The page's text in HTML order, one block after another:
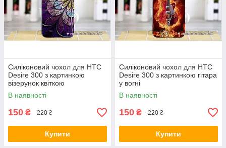
Силіконовий чохол для HTC
Desire 300 з картинкою
візерунок квіткою
В наявності
150 ₴ 220 ₴
Купити
Силіконовий чохол для HTC
Desire 300 з картинкою гітара
у вогні
В наявності
150 ₴ 220 ₴
Купити